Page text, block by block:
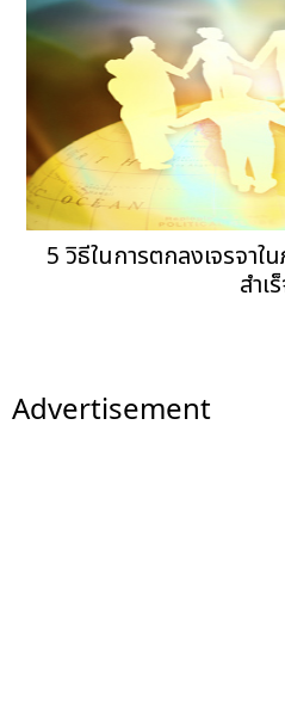
5 วิธีในการตกลงเจรจา
สำเ
Advertisement